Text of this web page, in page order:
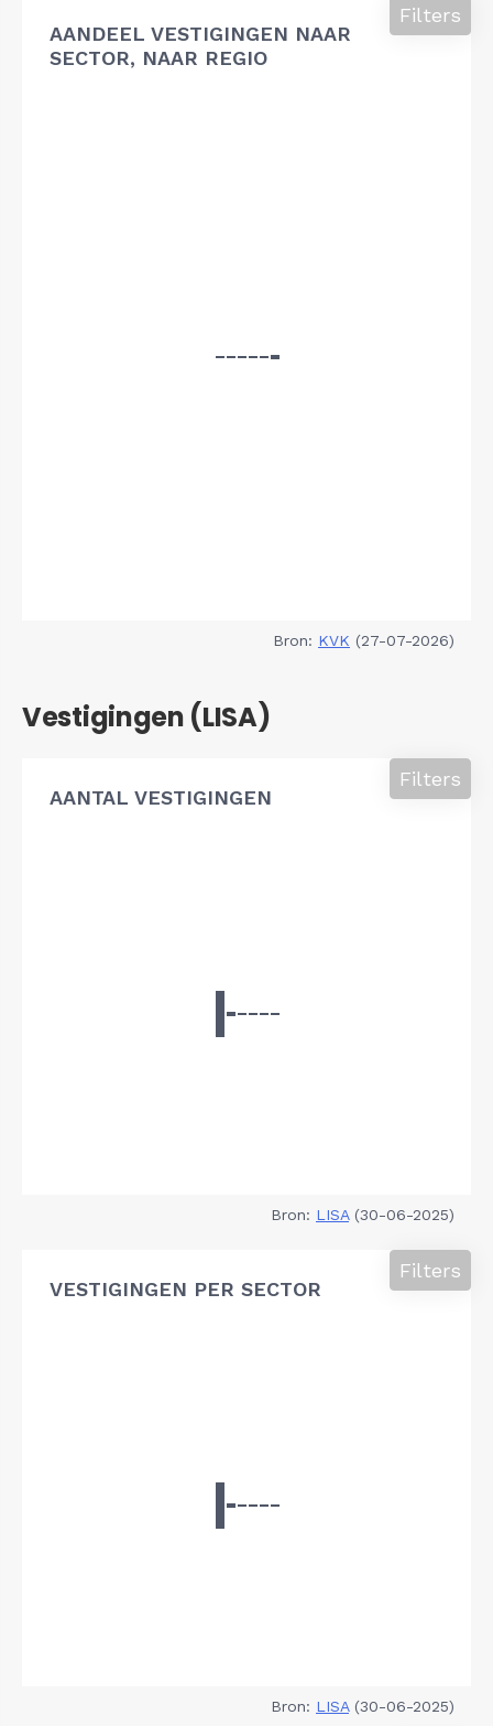
AANDEEL VESTIGINGEN NAAR
SECTOR, NAAR REGIO
Filters
Bron: KVK (27-07-2026)
Vestigingen (LISA)
AANTAL VESTIGINGEN
Filters
Bron: LISA(30-06-2025)
VESTIGINGEN PER SECTOR
Filters
Bron: LISA(30-06-2025)